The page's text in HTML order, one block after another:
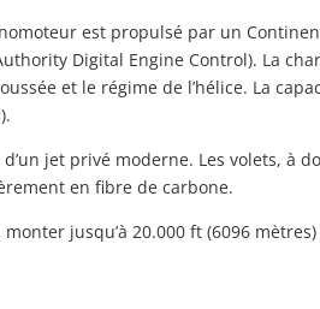
est propulsé par un
Digital Engine Control). La
et le régime de l’hélice. La
jet privé moderne. Les volets,
en fibre de carbone.
jusqu’à 20.000 ft (6096